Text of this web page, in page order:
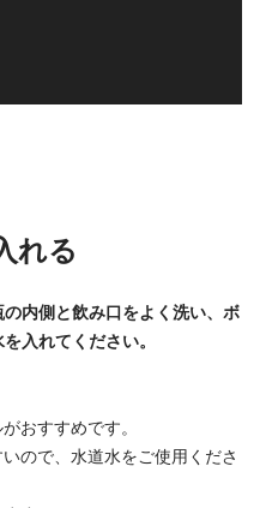
れる
内側と飲み口をよく洗い、ボ
入れてください。
おすすめです。
ので、水道水をご使用くださ